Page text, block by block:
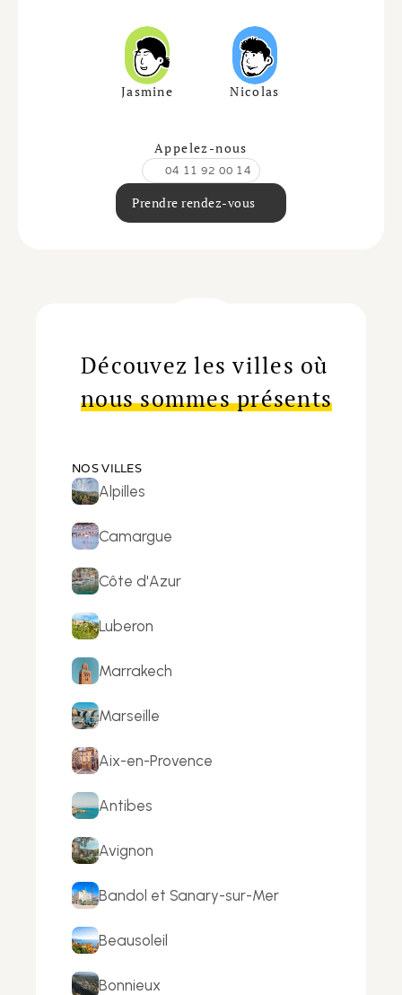
Jasmine Nicolas
Appelez-nous
04 11 92 00 14
Prendre rendez-vous
Découvez les villes où
nous sommes présents
NOS VILLES
Alpilles
Camargue
Côte d'Azur
Luberon
Marrakech
Marseille
Aix-en-Provence
Antibes
Avignon
Bandol et Sanary-sur-Mer
Beausoleil
Bonnieux